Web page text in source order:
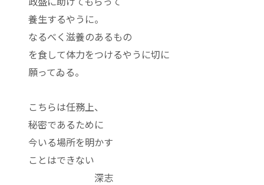
養生するやうに。
なるべく滋養のあるもの
を食して体力をつけるやうに切に
願ってゐる。
こちらは任務上、
秘密であるために
今いる場所を明かす
ことはできない
深志